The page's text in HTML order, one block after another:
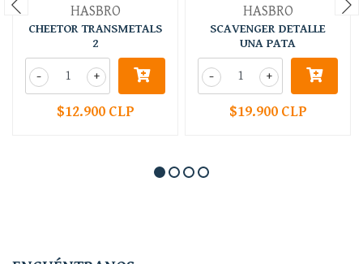
HASBRO
CHEETOR TRANSMETALS
2
+
-
$12.900 CLP
HASBRO
SCAVENGER DETALLE
UNA PATA
+
-
$19.900 CLP